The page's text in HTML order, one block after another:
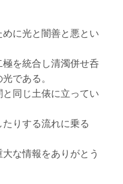
に光と闇善と悪とい
を統合し清濁併せ呑
である。
同じ土俵に立ってい
りする流れに乗る
な情報をありがとう